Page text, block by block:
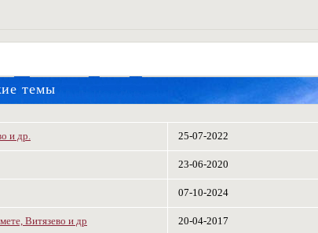
темы
и др. 25-07-2022
23-06-2020
07-10-2024
Витязево и др 20-04-2017